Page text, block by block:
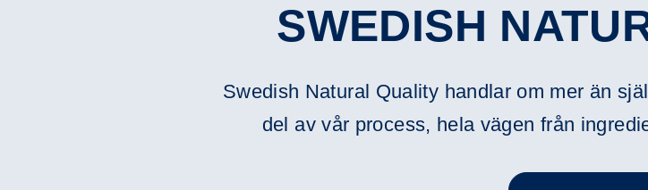
SWEDISH
Swedish Natural Quality handlar om mer än
del av vår process, hela vägen från